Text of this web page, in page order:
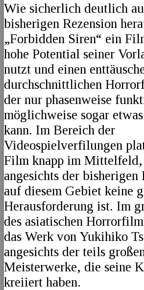
Wie sicherlich deutlich
bisherigen Rezension
„Forbidden Siren“ ein
hohe Potential seiner
nutzt und einen
durchschnittlichen
der nur phasenweise
möglichweise sogar
kann. Im Bereich der
Videospielverfilungen
Film knapp im Mittelfeld,
angesichts der bisherigen
auf diesem Gebiet keine
Herausforderung ist. Im
des asiatischen
das Werk von Yukihiko
angesichts der teils
Meisterwerke, die seine
kreiiert haben.